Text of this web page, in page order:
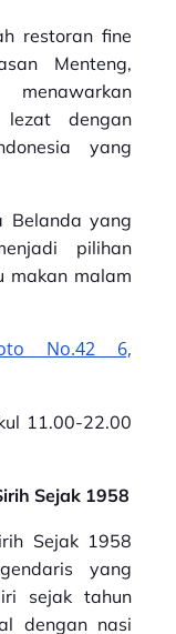
restoran fine
Menteng,
lezat dengan
yang
Belanda yang
pilihan
makan malam
No.42 6,
11.00-22.00
Sejak 1958
Sejak 1958
yang
sejak tahun
dengan nasi